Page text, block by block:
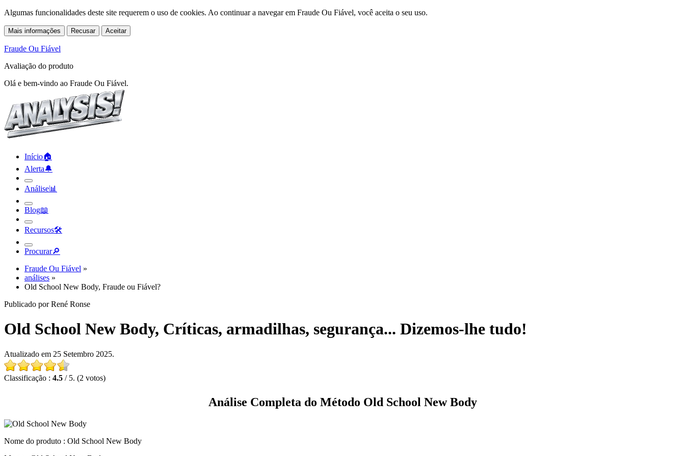
Algumas funcionalidades deste site requerem o uso de cookies. Ao continuar a navegar em Fraude Ou Fiável, você aceita o seu uso.
Mais informações Recusar Aceitar
Fraude Ou Fiável
Avaliação do produto
Olá e bem-vindo ao Fraude Ou Fiável.
Início🏠︎
Alerta🔔︎
Análise📊︎
Blog📖︎
Recursos🛠︎
Procurar🔎︎
Fraude Ou Fiável »
análises »
Old School New Body, Fraude ou Fiável?
Publicado por René Ronse
Old School New Body, Críticas, armadilhas, segurança... Dizemos-lhe tudo!
Atualizado em 25 Setembro 2025.
Classificação : 4.5 / 5. (2 votos)
Análise Completa do Método Old School New Body
Nome do produto : Old School New Body